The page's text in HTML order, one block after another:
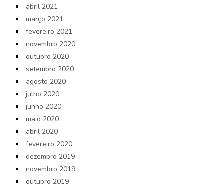
abril 2021
março 2021
fevereiro 2021
novembro 2020
outubro 2020
setembro 2020
agosto 2020
julho 2020
junho 2020
maio 2020
abril 2020
fevereiro 2020
dezembro 2019
novembro 2019
outubro 2019